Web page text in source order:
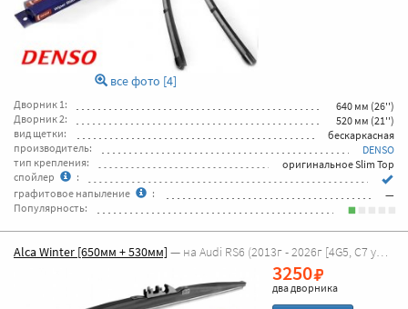
все фото [4]
Дворник 1:
640 мм (26'')
Дворник 2:
520 мм (21'')
вид щетки:
бескаркасная
производитель:
DENSO
тип крепления:
оригинальное Slim Top
спойлер
:
графитовое напыление
:
—
Популярность:
Alca Winter [650мм + 530мм] — на Audi RS6 (2013г - 2026г [4G5, C7 универсал] )
3250
два дворника